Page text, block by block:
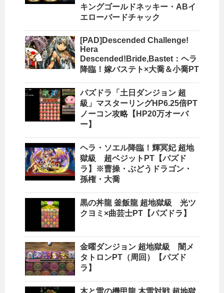
キングゴールドネッキー・ABイ
エローバードチャック
[PAD]Descended Challenge!
Hera
Descended!Bride,Bastet：ヘラ
降臨！嫁バステト×大喬＆小喬PT
パズドラ「土日ダンジョン 超
級」マスターリングHP6.25倍PT
ノーコン攻略【HP20万オーバ
ー】
ヘラ・ソエル降臨！輝冥妃 超地
獄級 超ベジットPT【パズド
ラ】※曹操・ぶどうドラゴン・
孫権・大喬
黒の丼龍 釜飯龍 超地獄級 光ツ
クヨミ×曲芸士PT【パズドラ】
金曜ダンジョン 超地獄級 闇メ
タトロンPT（周回）【パズド
ラ】
木と雷の機甲龍 木雷対戦 超地獄